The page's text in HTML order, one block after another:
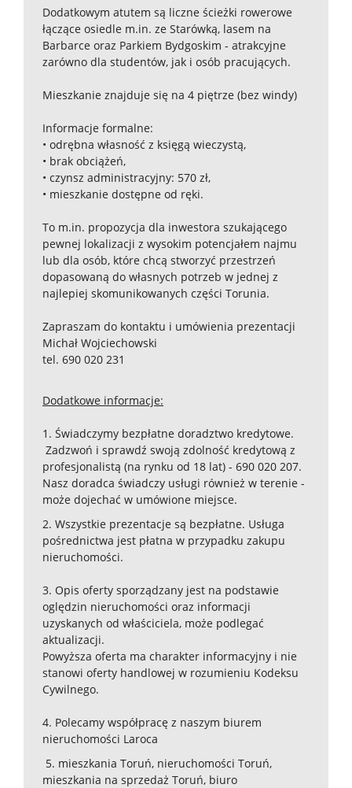
Dodatkowym atutem są liczne ścieżki rowerowe
łączące osiedle m.in. ze Starówką, lasem na
Barbarce oraz Parkiem Bydgoskim - atrakcyjne
zarówno dla studentów, jak i osób pracujących.
Mieszkanie znajduje się na 4 piętrze (bez windy)
Informacje formalne:
• odrębna własność z księgą wieczystą,
• brak obciążeń,
• czynsz administracyjny: 570 zł,
• mieszkanie dostępne od ręki.
To m.in. propozycja dla inwestora szukającego
pewnej lokalizacji z wysokim potencjałem najmu
lub dla osób, które chcą stworzyć przestrzeń
dopasowaną do własnych potrzeb w jednej z
najlepiej skomunikowanych części Torunia.
Zapraszam do kontaktu i umówienia prezentacji
Michał Wojciechowski
tel. 690 020 231
Dodatkowe informacje:
1. Świadczymy bezpłatne doradztwo kredytowe.
Zadzwoń i sprawdź swoją zdolność kredytową z
profesjonalistą (na rynku od 18 lat) - 690 020 207.
Nasz doradca świadczy usługi również w terenie -
może dojechać w umówione miejsce.
2. Wszystkie prezentacje są bezpłatne. Usługa
pośrednictwa jest płatna w przypadku zakupu
nieruchomości.
3. Opis oferty sporządzany jest na podstawie
oględzin nieruchomości oraz informacji
uzyskanych od właściciela, może podlegać
aktualizacji.
Powyższa oferta ma charakter informacyjny i nie
stanowi oferty handlowej w rozumieniu Kodeksu
Cywilnego.
4. Polecamy współpracę z naszym biurem
nieruchomości Laroca
5. mieszkania Toruń, nieruchomości Toruń,
mieszkania na sprzedaż Toruń, biuro